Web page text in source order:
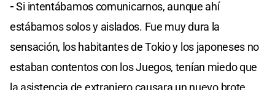
-Si intentábamos comunicarnos, aunque ahí
estábamos solos y aislados. Fue muy dura la
sensación, los habitantes de Tokio y los japoneses no
estaban contentos con los Juegos, tenían miedo que
la asistencia de extranjero causara un nuevo brote.